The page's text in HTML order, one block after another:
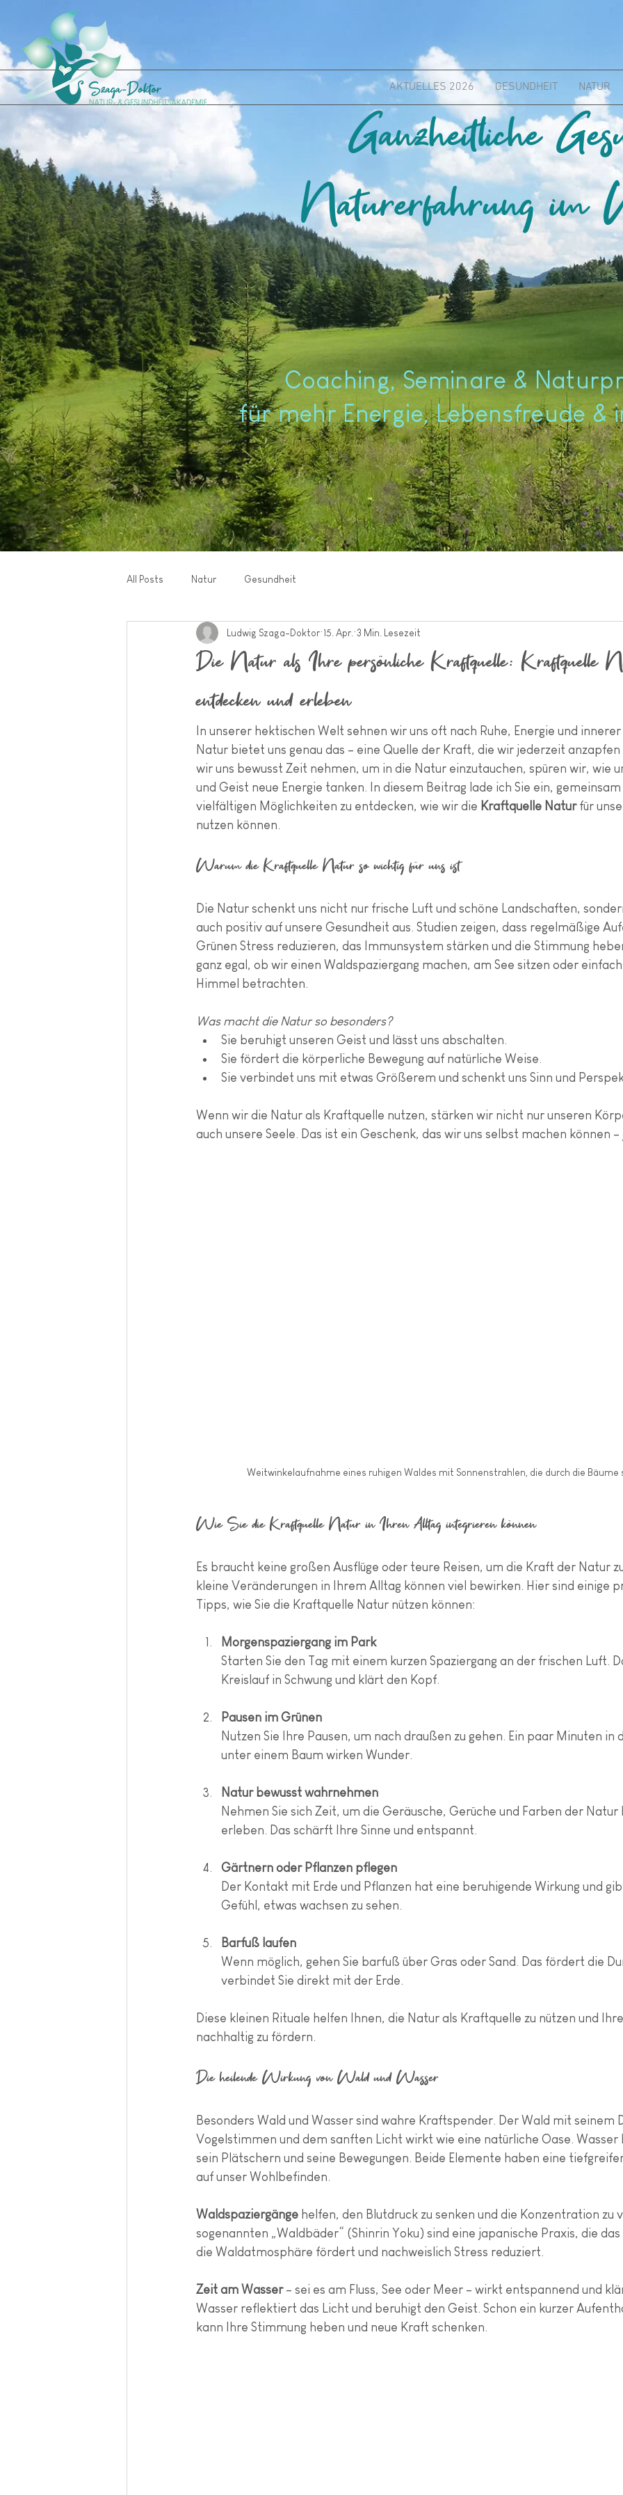
AKTUELLES 2026 GESUNDHEIT NATUR
Ganzheitliche
Naturerfahrung im
​Coaching, Seminare &
für mehr Energie, Lebensfreude &
All Posts Natur Gesundheit
Die Natur als Ihre persönliche Kraftquelle: Kraftquelle
entdecken und erleben
Ludwig Szaga-Doktor 15. Apr. 3 Min. Lesezeit
In unserer hektischen Welt sehnen wir uns oft nach Ruhe, Energie und
Natur bietet uns genau das – eine Quelle der Kraft, die wir jederzeit anzapfen
wir uns bewusst Zeit nehmen, um in die Natur einzutauchen, spüren wir, wie
und Geist neue Energie tanken. In diesem Beitrag lade ich Sie ein,
vielfältigen Möglichkeiten zu entdecken, wie wir die Kraftquelle Natur für
nutzen können.
Warum die Kraftquelle Natur so wichtig für uns ist
Die Natur schenkt uns nicht nur frische Luft und schöne Landschaften,
auch positiv auf unsere Gesundheit aus. Studien zeigen, dass regelmäßige
Grünen Stress reduzieren, das Immunsystem stärken und die Stimmung
ganz egal, ob wir einen Waldspaziergang machen, am See sitzen oder
Himmel betrachten.
Was macht die Natur so besonders?
Sie beruhigt unseren Geist und lässt uns abschalten.
Sie fördert die körperliche Bewegung auf natürliche Weise.
Sie verbindet uns mit etwas Größerem und schenkt uns Sinn und
Wenn wir die Natur als Kraftquelle nutzen, stärken wir nicht nur unseren
auch unsere Seele. Das ist ein Geschenk, das wir uns selbst machen können –
Weitwinkelaufnahme eines ruhigen Waldes mit Sonnenstrahlen, die durch die Bäume
Wie Sie die Kraftquelle Natur in Ihren Alltag integrieren können
Es braucht keine großen Ausflüge oder teure Reisen, um die Kraft der Natur
kleine Veränderungen in Ihrem Alltag können viel bewirken. Hier sind einige
Tipps, wie Sie die Kraftquelle Natur nützen können:
Morgenspaziergang im Park
Starten Sie den Tag mit einem kurzen Spaziergang an der frischen Luft.
Kreislauf in Schwung und klärt den Kopf.
Pausen im Grünen
Nutzen Sie Ihre Pausen, um nach draußen zu gehen. Ein paar Minuten in
unter einem Baum wirken Wunder.
Natur bewusst wahrnehmen
Nehmen Sie sich Zeit, um die Geräusche, Gerüche und Farben der Natur
erleben. Das schärft Ihre Sinne und entspannt.
Gärtnern oder Pflanzen pflegen
Der Kontakt mit Erde und Pflanzen hat eine beruhigende Wirkung und
Gefühl, etwas wachsen zu sehen.
Barfuß laufen
Wenn möglich, gehen Sie barfuß über Gras oder Sand. Das fördert die
verbindet Sie direkt mit der Erde.
Diese kleinen Rituale helfen Ihnen, die Natur als Kraftquelle zu nützen und
nachhaltig zu fördern.
Die heilende Wirkung von Wald und Wasser
Besonders Wald und Wasser sind wahre Kraftspender. Der Wald mit seinem
Vogelstimmen und dem sanften Licht wirkt wie eine natürliche Oase. Wasser
sein Plätschern und seine Bewegungen. Beide Elemente haben eine
auf unser Wohlbefinden.
Waldspaziergänge helfen, den Blutdruck zu senken und die Konzentration zu
sogenannten „Waldbäder“ (Shinrin Yoku) sind eine japanische Praxis, die das
die Waldatmosphäre fördert und nachweislich Stress reduziert.
Zeit am Wasser – sei es am Fluss, See oder Meer – wirkt entspannend und
Wasser reflektiert das Licht und beruhigt den Geist. Schon ein kurzer
kann Ihre Stimmung heben und neue Kraft schenken.